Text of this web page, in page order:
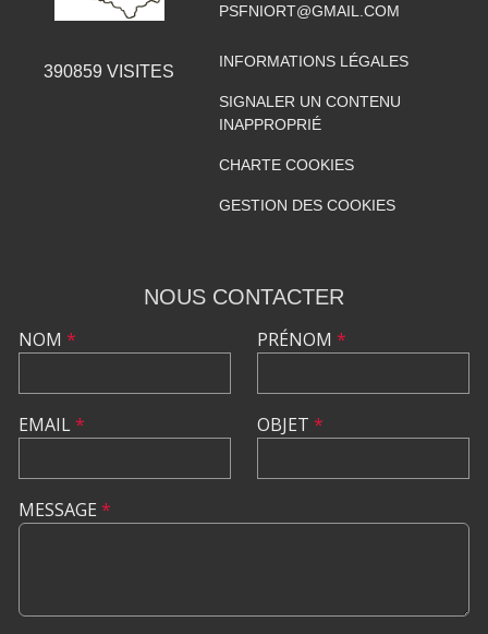
390859 VISITES
PSFNIORT@GMAIL.COM
INFORMATIONS LÉGALES
SIGNALER UN CONTENU
INAPPROPRIÉ
CHARTE COOKIES
GESTION DES COOKIES
NOUS CONTACTER
NOM *
EMAIL*
PRÉNOM *
OBJET *
MESSAGE *